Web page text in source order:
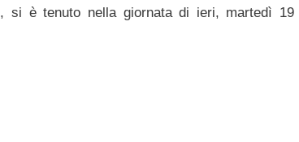
si è tenuto nella giornata di ieri, martedì 19